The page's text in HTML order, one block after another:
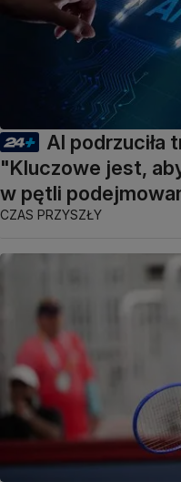
AI podrzuciła
"Kluczowe jest,
w pętli
CZAS PRZYSZŁY